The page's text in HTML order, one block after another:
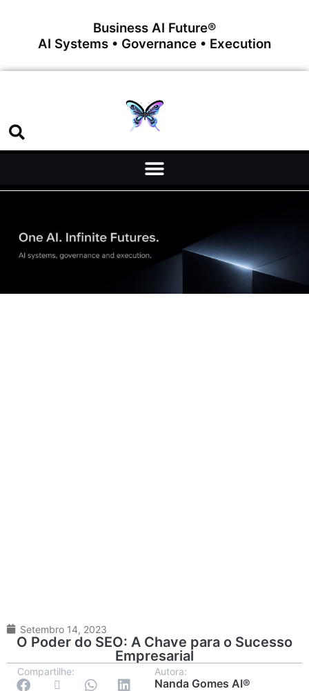
Business AI Future®
AI Systems • Governance • Execution
Setembro 14, 2023
O Poder do SEO: A Chave para o Sucesso
Empresarial
Compartilhe: Autora:
Nanda Gomes AI®